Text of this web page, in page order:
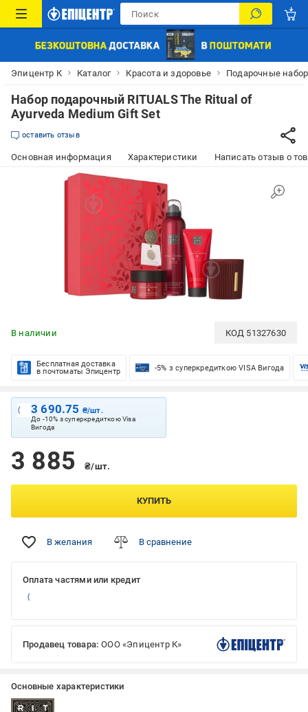
Эпицентр К Каталог Красота и здоровье Подарочные
Набор подарочный RITUALS The Ritual of
Ayurveda Medium Gift Set
оставить отзыв
Основная информация Характеристики Написать отзыв о
В наличии КОД 51327630
Бесплатная доставка
в почтоматы Эпицентр
-5% з суперкредиткою VISA Вигода
3 690.75 ₴/шт.
До -10% з суперкредиткою Visa
Вигода
3 885 ₴/шт.
КУПИТЬ
В желания В сравнение
Оплата частями или кредит
Продавец товара: ООО «Эпицентр К»
Основные характеристики